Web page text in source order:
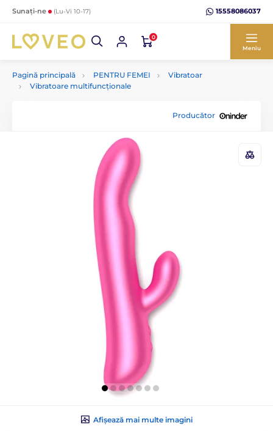
Sunați-ne (Lu-Vi 10-17) 15558086037
0
Meniu
Pagină principală PENTRU FEMEI
Vibratoar
Vibratoare multifuncționale
Producător
Afișează mai multe imagini